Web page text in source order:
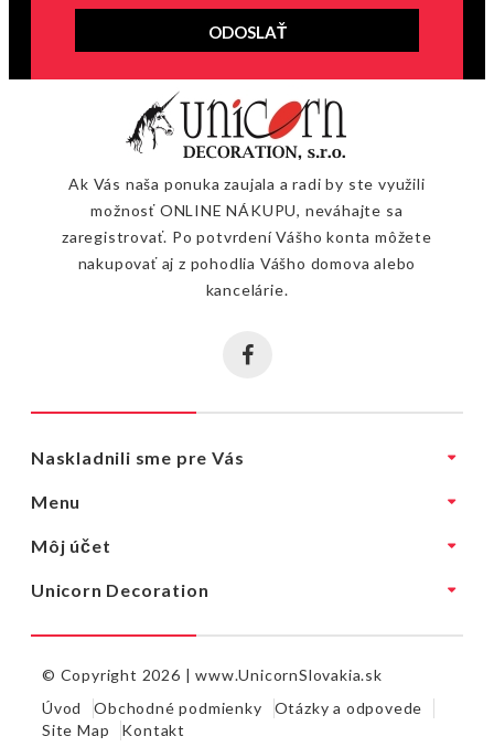
ODOSLAŤ
Ak Vás naša ponuka zaujala a radi by ste využili
možnosť ONLINE NÁKUPU, neváhajte sa
zaregistrovať. Po potvrdení Vášho konta môžete
nakupovať aj z pohodlia Vášho domova alebo
kancelárie.
Naskladnili sme pre Vás
Menu
Môj účet
Unicorn Decoration
© Copyright 2026 |www.UnicornSlovakia.sk
Úvod
Obchodné podmienky
Otázky a odpovede
Site Map
Kontakt